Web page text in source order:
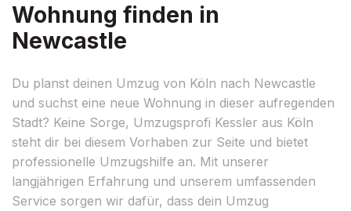
Wohnung finden in
Newcastle
Du planst deinen Umzug von Köln nach Newcastle
und suchst eine neue Wohnung in dieser aufregenden
Stadt? Keine Sorge, Umzugsprofi Kessler aus Köln
steht dir bei diesem Vorhaben zur Seite und bietet
professionelle Umzugshilfe an. Mit unserer
langjährigen Erfahrung und unserem umfassenden
Service sorgen wir dafür, dass dein Umzug